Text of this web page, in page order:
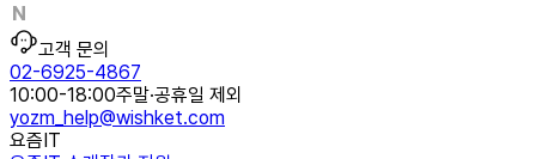
고객 문의
02-6925-4867
10:00-18:00주말·공휴일 제외
yozm_help@wishket.com
요즘IT